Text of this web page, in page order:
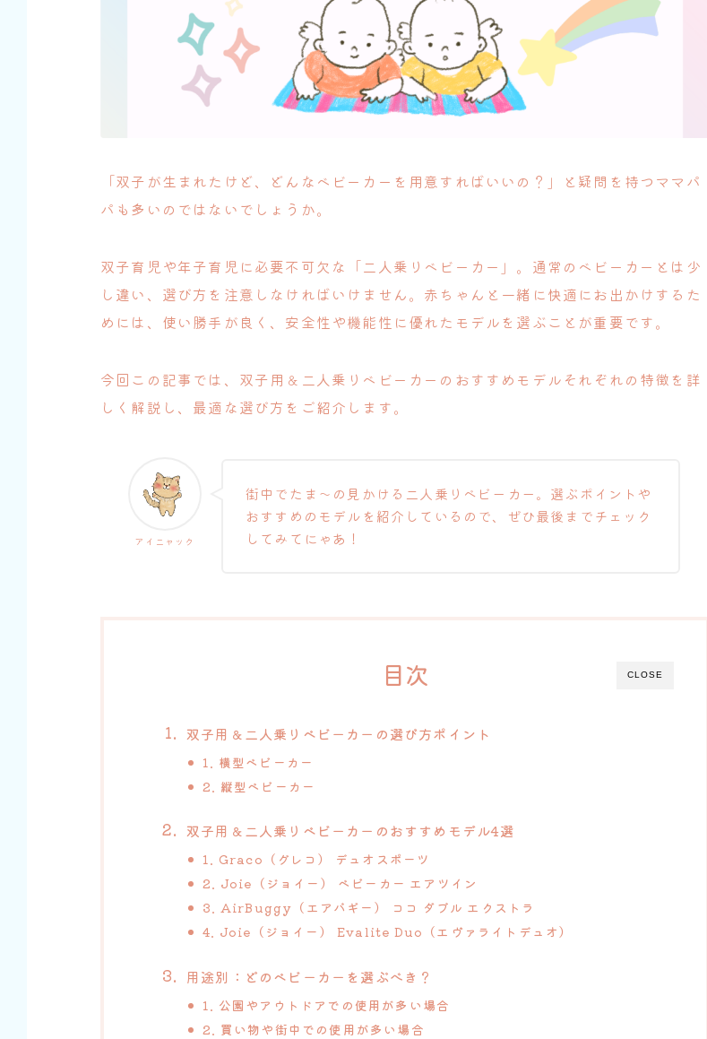
「双子が生まれたけど、どんなベビーカーを用意すればいいの？」と疑問を持つママパ
パも多いのではないでしょうか。
双子育児や年子育児に必要不可欠な「二人乗りベビーカー」。通常のベビーカーとは少
し違い、選び方を注意しなければいけません。赤ちゃんと一緒に快適にお出かけするた
めには、使い勝手が良く、安全性や機能性に優れたモデルを選ぶことが重要です。
今回この記事では、双子用＆二人乗りベビーカーのおすすめモデルそれぞれの特徴を詳
しく解説し、最適な選び方をご紹介します。
アイニャック
街中でたま〜の見かける二人乗りベビーカー。選ぶポイントや
おすすめのモデルを紹介しているので、ぜひ最後までチェック
してみてにゃあ！
CLOSE
目次
双子用＆二人乗りベビーカーの選び方ポイント
1. 横型ベビーカー
2. 縦型ベビーカー
双子用＆二人乗りベビーカー のおすすめモデル4選
1. Graco（グレコ） デュオスポーツ
2. Joie（ジョイー） ベビーカー エアツイン
3. AirBuggy（エアバギー） ココ ダブル エクストラ
4. Joie（ジョイー） Evalite Duo（エヴァライトデュオ）
用途別：どのベビーカーを選ぶべき？
1. 公園やアウトドアでの使用が多い場合
2. 買い物や街中での使用が多い場合